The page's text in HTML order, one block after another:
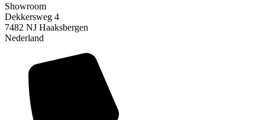
Showroom
Dekkersweg 4
7482 NJ Haaksbergen
Nederland